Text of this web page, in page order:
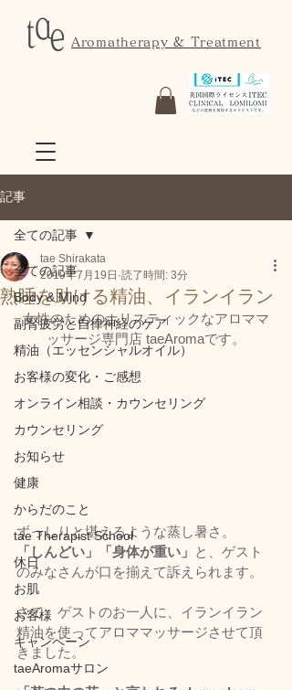
Aromatherapy & Treatment
記事
全ての記事
Body & Mind
副腎疲労と自律神経のケア
精油（エッセンシャルオイル）
お客様の変化・ご感想
オンライン相談・カウンセリング
カウンセリング
お知らせ
健康
からだのこと
tae Therapist School
休日
お肌
お客様
キャンペーン
taeAromaサロン
全ての記事
熟睡を助ける精油、イランイラン
tae Shirakata
2019年7月19日 読了時間: 3分
女性のためのホリスティックなアロママ
ッサージ専門店 taeAromaです。
ずっしりと堪えるような蒸し暑さ。
「しんどい」「身体が重い」 と、ゲスト
のみなさんが口を揃えて訴えられます。
さて、ゲストのお一人に、イランイラン
精油を使ってアロママッサージさせて頂
きました。